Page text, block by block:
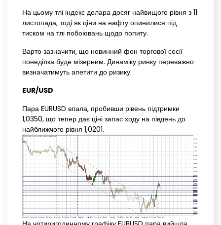
На цьому тлі індекс долара досяг найвищого рівня з 11
листопада, тоді як ціни на нафту опинилися під
тиском на тлі побоювань щодо попиту.
Варто зазначити, що новинний фон торгової сесії
понеділка буде мізерним. Динаміку ринку переважно
визначатимуть апетити до ризику.
EUR/USD
Пара EURUSD впала, пробивши рівень підтримки
1,0350, що тепер дає ціні запас ходу на південь до
найближчого рівня 1,0201.